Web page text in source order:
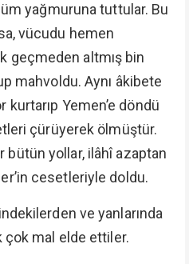
yağmuruna tuttular. Bu
vücudu hemen
geçmeden altmış bin
mahvoldu. Aynı âkibete
kurtarıp Yemen’e döndü
çürüyerek ölmüştür.
bütün yollar, ilâhî azaptan
cesetleriyle doldu.
ve yanlarında
mal elde ettiler.